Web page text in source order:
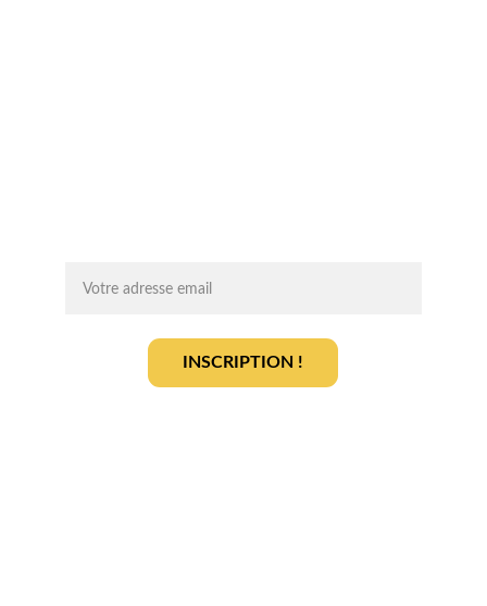
INSCRIPTION !